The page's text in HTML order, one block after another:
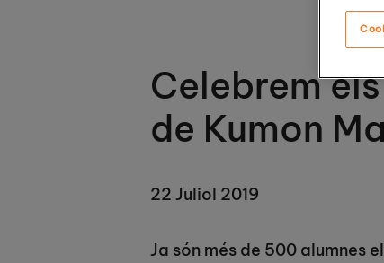
Celebrem
de Kumon
22 Juliol 2019
Ja són més de 500 alumnes